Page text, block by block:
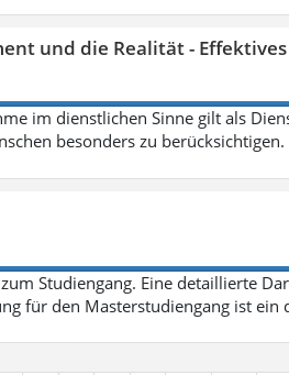
und die Realität -
im dienstlichen Sinne gilt als
besonders zu berücksichtigen.
Studiengang. Eine detaillierte
für den Masterstudiengang ist